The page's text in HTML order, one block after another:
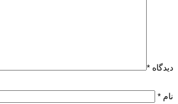
دیدگاه *
نام *